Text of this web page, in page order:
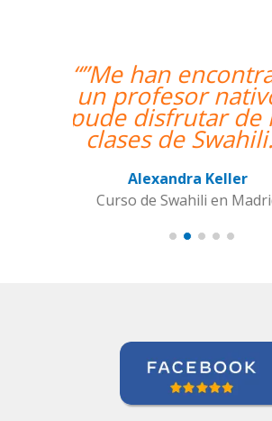
“”The course is
well and
teacher, is
communication
have improved
I'm really
lessons!””
Miguel Eufrasio